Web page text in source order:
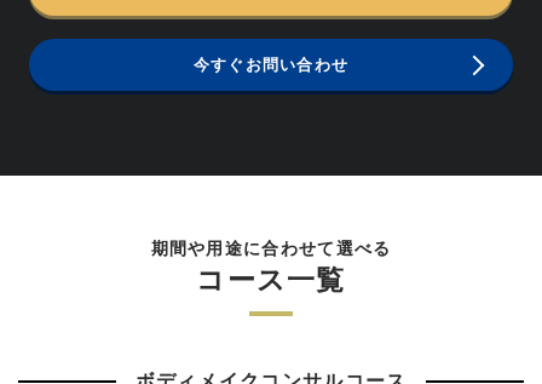
今すぐお問い合わせ
期間や用途に合わせて選べる
コース一覧